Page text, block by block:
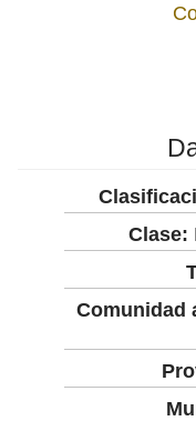
Clase:
Comunidad